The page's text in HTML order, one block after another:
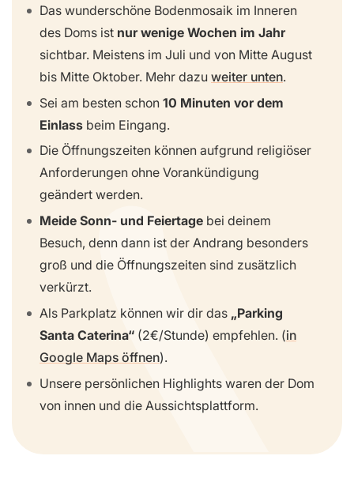
Das wunderschöne Bodenmosaik im Inneren
des Doms ist nur wenige Wochen im Jahr
sichtbar. Meistens im Juli und von Mitte August
bis Mitte Oktober. Mehr dazu weiter unten.
Sei am besten schon 10 Minuten vor dem
Einlass beim Eingang.
Die Öffnungszeiten können aufgrund religiöser
Anforderungen ohne Vorankündigung
geändert werden.
Meide Sonn- und Feiertage bei deinem
Besuch, denn dann ist der Andrang besonders
groß und die Öffnungszeiten sind zusätzlich
verkürzt.
Als Parkplatz können wir dir das „Parking
Santa Caterina“ (2€/Stunde) empfehlen. (in
Google Maps öffnen).
Unsere persönlichen Highlights waren der Dom
von innen und die Aussichtsplattform.